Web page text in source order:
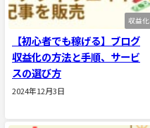
収益化
【初心者でも稼げる】ブログ
収益化の方法と手順、サービ
スの選び方
2024年12月3日